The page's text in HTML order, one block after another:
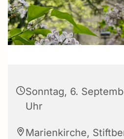
Sonntag, 6.
Uhr
Marienkirche,